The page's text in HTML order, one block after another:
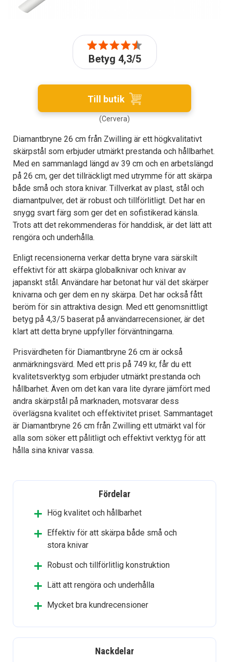
Betyg 4,3/5
Till butik
(Cervera)
Diamantbryne 26 cm från Zwilling är ett högkvalitativt
skärpstål som erbjuder utmärkt prestanda och hållbarhet.
Med en sammanlagd längd av 39 cm och en arbetslängd
på 26 cm, ger det tillräckligt med utrymme för att skärpa
både små och stora knivar. Tillverkat av plast, stål och
diamantpulver, det är robust och tillförlitligt. Det har en
snygg svart färg som ger det en sofistikerad känsla.
Trots att det rekommenderas för handdisk, är det lätt att
rengöra och underhålla.
Enligt recensionerna verkar detta bryne vara särskilt
effektivt för att skärpa globalknivar och knivar av
japanskt stål. Användare har betonat hur väl det skärper
knivarna och ger dem en ny skärpa. Det har också fått
beröm för sin attraktiva design. Med ett genomsnittligt
betyg på 4,3/5 baserat på användarrecensioner, är det
klart att detta bryne uppfyller förväntningarna.
Prisvärdheten för Diamantbryne 26 cm är också
anmärkningsvärd. Med ett pris på 749 kr, får du ett
kvalitetsverktyg som erbjuder utmärkt prestanda och
hållbarhet. Även om det kan vara lite dyrare jämfört med
andra skärpstål på marknaden, motsvarar dess
överlägsna kvalitet och effektivitet priset. Sammantaget
är Diamantbryne 26 cm från Zwilling ett utmärkt val för
alla som söker ett pålitligt och effektivt verktyg för att
hålla sina knivar vassa.
Fördelar
Hög kvalitet och hållbarhet
Effektiv för att skärpa både små och
stora knivar
Robust och tillförlitlig konstruktion
Lätt att rengöra och underhålla
Mycket bra kundrecensioner
Nackdelar